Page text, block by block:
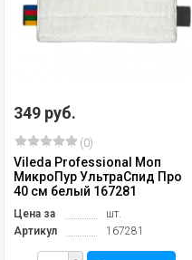
349 руб.
(0)
Vileda Professional Моп
МикроПур УльтраСпид Про
40 см белый 167281
Цена за
шт.
Артикул
167281